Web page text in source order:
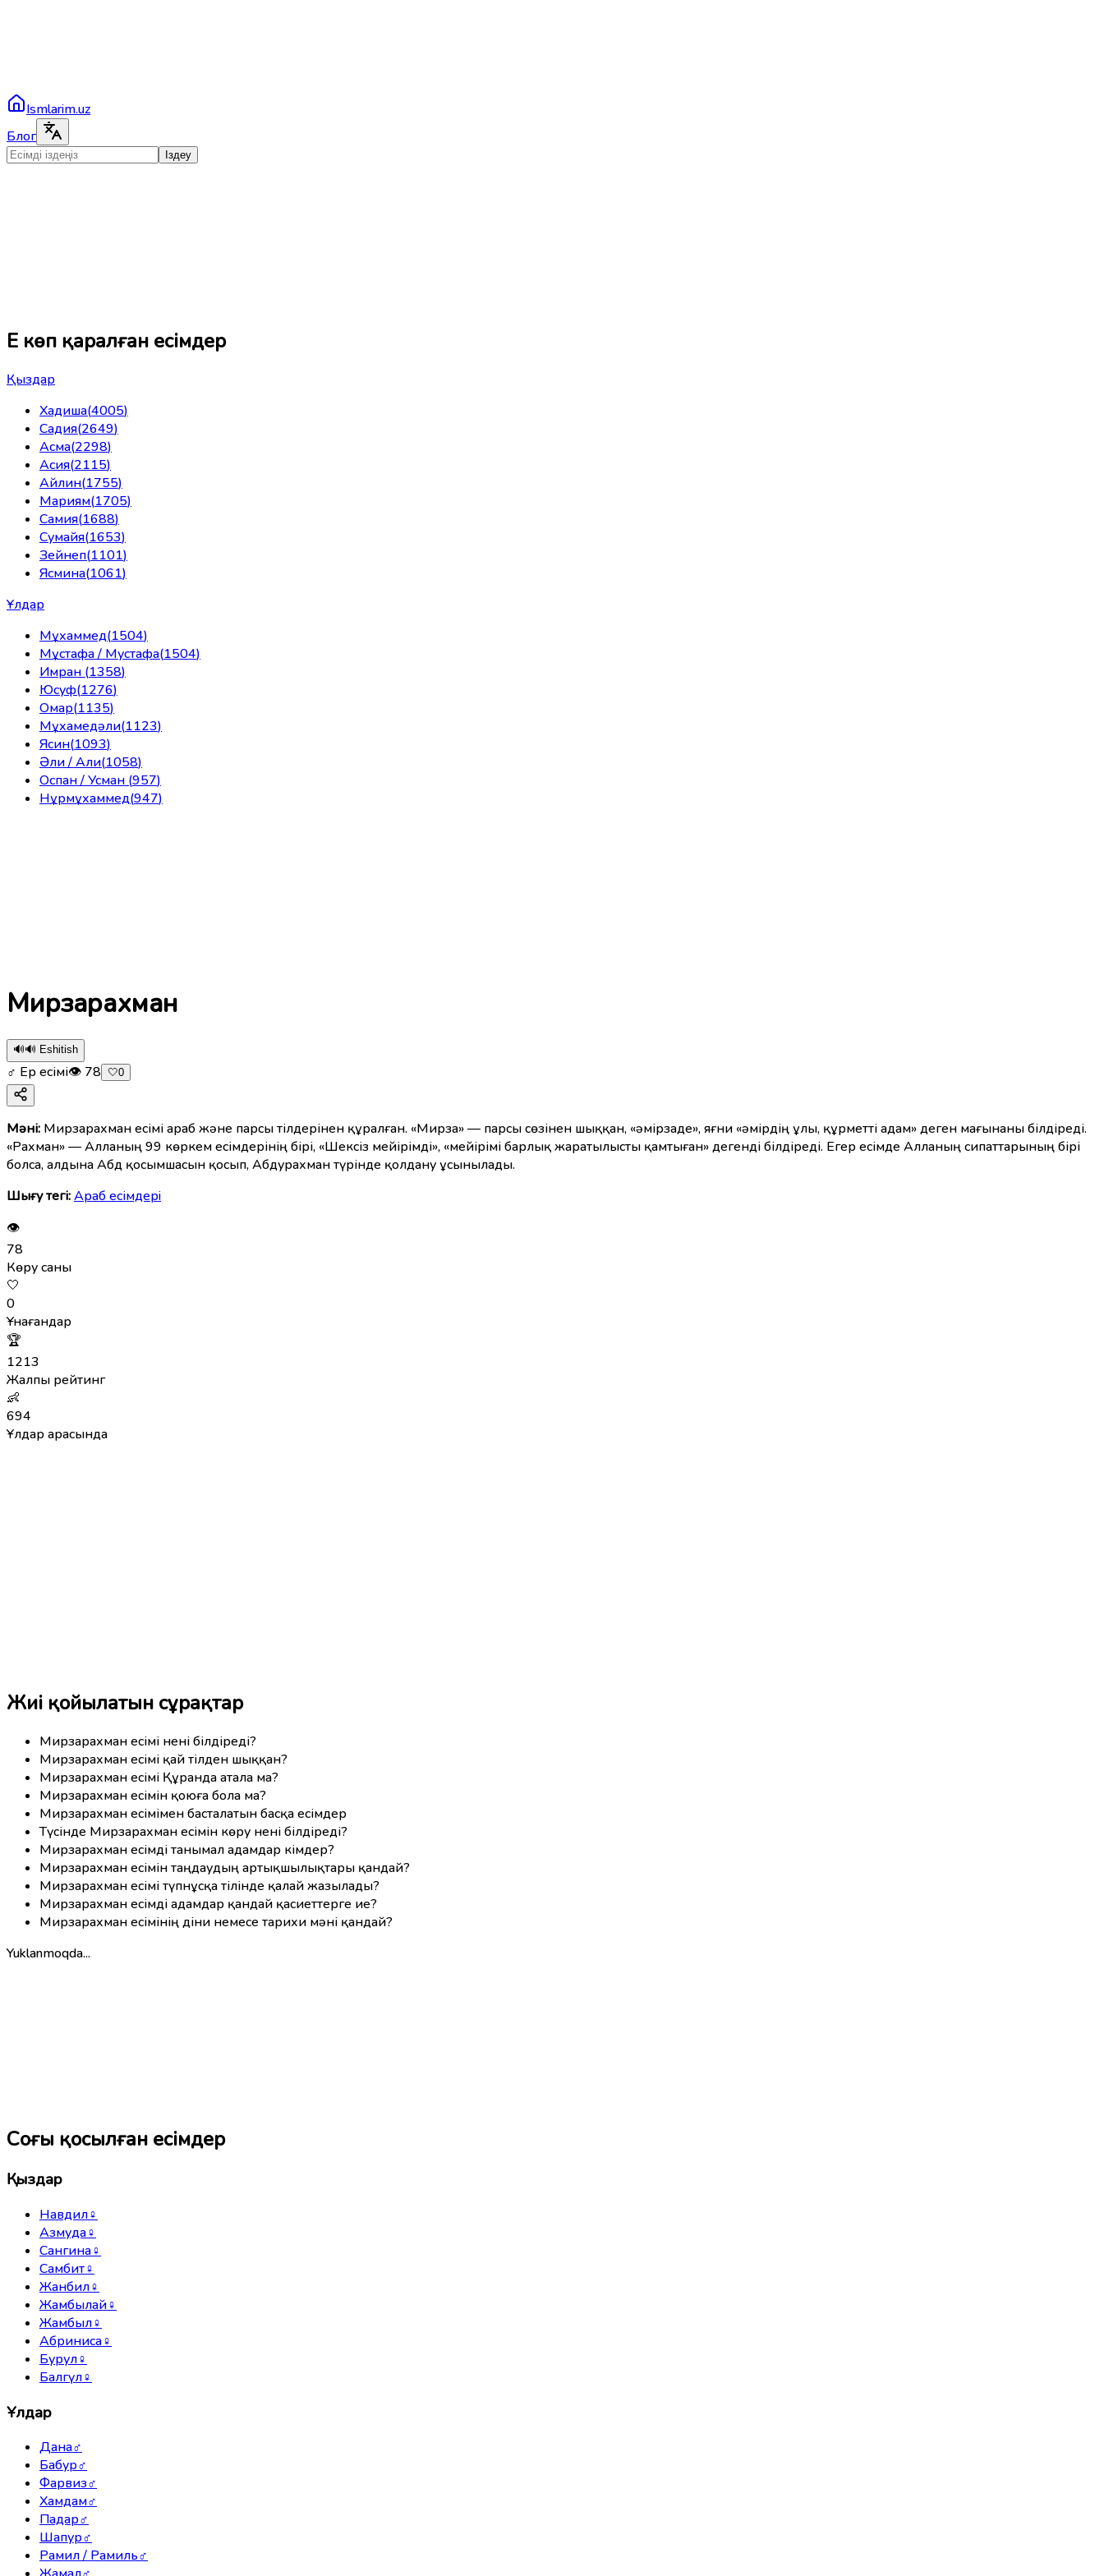
Ismlarim.uz
Блог
Іздеу
Ең көп қаралған есімдер
Қыздар
Хадиша(4005)
Садия(2649)
Асма(2298)
Асия(2115)
Айлин(1755)
Мариям(1705)
Самия(1688)
Сумайя(1653)
Зейнеп(1101)
Ясмина(1061)
Ұлдар
Мұхаммед(1504)
Мұстафа / Мустафа(1504)
Имран (1358)
Юсуф(1276)
Омар(1135)
Мұхамедәли(1123)
Ясин(1093)
Әли / Али(1058)
Оспан / Усман (957)
Нұрмұхаммед(947)
Мирзарахман
🔊🔊 Eshitish
♂ Ер есімі👁 78 🤍0
Мәні: Мирзарахман есімі араб және парсы тілдерінен құралған. «Мирза» — парсы сөзінен шыққан, «әмірзаде», яғни «әмірдің ұлы, құрметті адам» деген мағынаны білдіреді.
«Рахман» — Алланың 99 көркем есімдерінің бірі, «Шексіз мейірімді», «мейірімі барлық жаратылысты қамтыған» дегенді білдіреді. Егер есімде Алланың сипаттарының бірі
болса, алдына Абд қосымшасын қосып, Абдурахман түрінде қолдану ұсынылады.
Шығу тегі:Араб есімдерi
👁
78
Көру саны
🤍
0
Ұнағандар
🏆
1213
Жалпы рейтинг
👶
694
Ұлдар арасында
Жиі қойылатын сұрақтар
Мирзарахман есімі нені білдіреді?
Мирзарахман есімі қай тілден шыққан?
Мирзарахман есімі Құранда атала ма?
Мирзарахман есімін қоюға бола ма?
Мирзарахман есімімен басталатын басқа есімдер
Түсінде Мирзарахман есімін көру нені білдіреді?
Мирзарахман есімді танымал адамдар кімдер?
Мирзарахман есімін таңдаудың артықшылықтары қандай?
Мирзарахман есімі түпнұсқа тілінде қалай жазылады?
Мирзарахман есімді адамдар қандай қасиеттерге ие?
Мирзарахман есімінің діни немесе тарихи мәні қандай?
Yuklanmoqda...
Соңғы қосылған есімдер
Қыздар
Навдил♀
Азмуда♀
Сангина♀
Самбит♀
Жанбил♀
Жамбылай♀
Жамбыл♀
Абриниса♀
Бурул♀
Балгүл♀
Ұлдар
Дана♂
Бабур♂
Фарвиз♂
Хамдам♂
Падар♂
Шапур♂
Рамил / Рамиль♂